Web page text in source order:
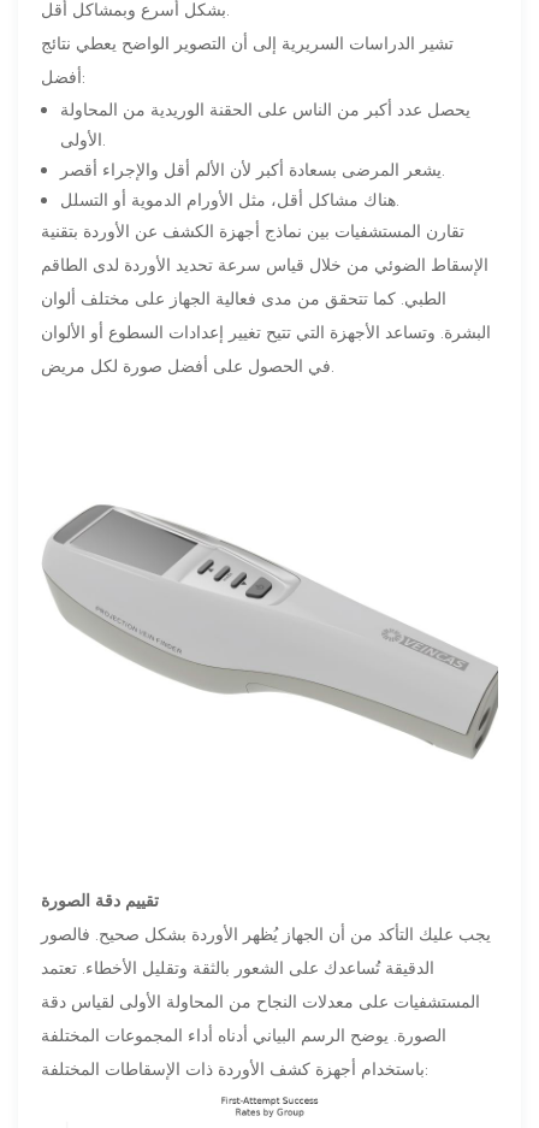
تشير الدراسات السريرية إلى أن التصوير الواضح يعطي نتائج
أفضل:
يحصل عدد أكبر من الناس على الحقنة الوريدية من المحاولة
تقارن المستشفيات بين نماذج أجهزة الكشف عن الأوردة بتقنية
الإسقاط الضوئي من خلال قياس سرعة تحديد الأوردة لدى الطاقم
الطبي. كما تتحقق من مدى فعالية الجهاز على مختلف ألوان
البشرة. وتساعد الأجهزة التي تتيح تغيير إعدادات السطوع أو الألوان
تقييم دقة الصورة
يجب عليك التأكد من أن الجهاز يُظهر الأوردة بشكل صحيح. فالصور
الدقيقة تُساعدك على الشعور بالثقة وتقليل الأخطاء. تعتمد
المستشفيات على معدلات النجاح من المحاولة الأولى لقياس دقة
الصورة. يوضح الرسم البياني أدناه أداء المجموعات المختلفة
باستخدام أجهزة كشف الأوردة ذات الإسقاطات المختلفة: